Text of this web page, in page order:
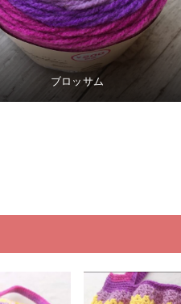
ブロッサム